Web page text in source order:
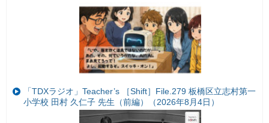
「TDXラジオ」Teacher’s ［Shift］File.279 板橋区立志村第一
小学校 田村 久仁子 先生（前編）（2026年8月4日）